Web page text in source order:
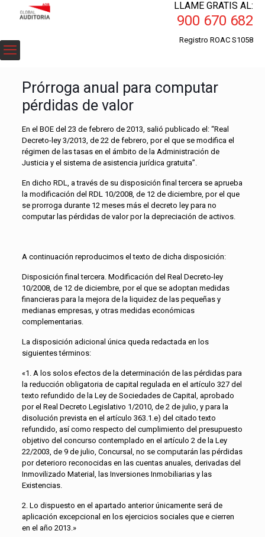
LLAME GRATIS AL:
900 670 682
Registro ROAC S1058
Prórroga anual para computar
pérdidas de valor
En el BOE del 23 de febrero de 2013, salió publicado el: “Real
Decreto-ley 3/2013, de 22 de febrero, por el que se modifica el
régimen de las tasas en el ámbito de la Administración de
Justicia y el sistema de asistencia jurídica gratuita”.
En dicho RDL, a través de su disposición final tercera se aprueba
la modificación del RDL 10/2008, de 12 de diciembre, por el que
se prorroga durante 12 meses más el decreto ley para no
computar las pérdidas de valor por la depreciación de activos.
A continuación reproducimos el texto de dicha disposición:
Disposición final tercera. Modificación del Real Decreto-ley
10/2008, de 12 de diciembre, por el que se adoptan medidas
financieras para la mejora de la liquidez de las pequeñas y
medianas empresas, y otras medidas económicas
complementarias.
La disposición adicional única queda redactada en los
siguientes términos:
«1. A los solos efectos de la determinación de las pérdidas para
la reducción obligatoria de capital regulada en el artículo 327 del
texto refundido de la Ley de Sociedades de Capital, aprobado
por el Real Decreto Legislativo 1/2010, de 2 de julio, y para la
disolución prevista en el artículo 363.1.e) del citado texto
refundido, así como respecto del cumplimiento del presupuesto
objetivo del concurso contemplado en el artículo 2 de la Ley
22/2003, de 9 de julio, Concursal, no se computarán las pérdidas
por deterioro reconocidas en las cuentas anuales, derivadas del
Inmovilizado Material, las Inversiones Inmobiliarias y las
Existencias.
2. Lo dispuesto en el apartado anterior únicamente será de
aplicación excepcional en los ejercicios sociales que e cierren
en el año 2013.»